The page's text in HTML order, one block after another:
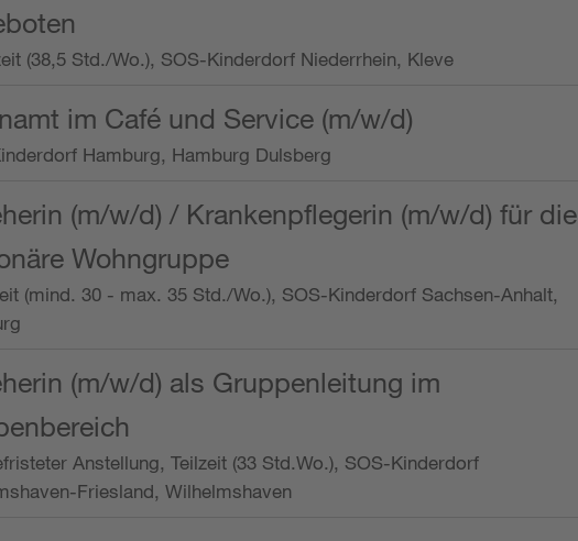
(38,5 Std./Wo.), SOS-Kinderdorf Niederrhein, Kleve
im Café und Service (m/w/d)
Hamburg, Hamburg Dulsberg
(m/w/d) / Krankenpflegerin (m/w/d) für die
Wohngruppe
(mind. 30 - max. 35 Std./Wo.), SOS-Kinderdorf Sachsen-Anhalt,
(m/w/d) als Gruppenleitung im
Anstellung, Teilzeit (33 Std.Wo.), SOS-Kinderdorf
Friesland, Wilhelmshaven